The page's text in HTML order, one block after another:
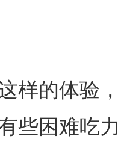
样的体验
些困难吃